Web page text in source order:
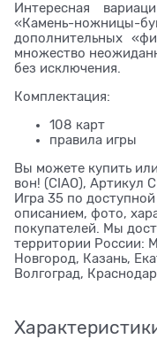
Интересная
«Камень-
дополнительных
множество
без исключения.
Комплектация:
108 карт
правила игры
Вы можете купить
вон! (CIAO), Артикул
Игра 35 по
описанием, фото,
покупателей. Мы
территории России:
Новгород, Казань,
Волгоград,